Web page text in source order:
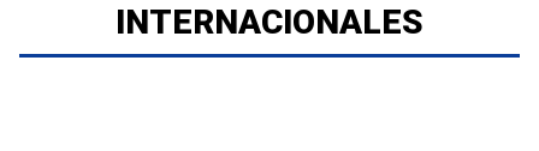
INTERNACIONALES